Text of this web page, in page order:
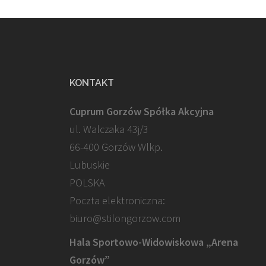
KONTAKT
Cuprum Gorzów Spółka Akcyjna
ul. Walczaka 43j/3
66-400 Gorzów Wlkp.
Lubuskie
POLSKA
Poczta elektroniczna:
biuro@stilongorzow.com
Hala Sportowo-Widowiskowa „Arena
Gorzów”